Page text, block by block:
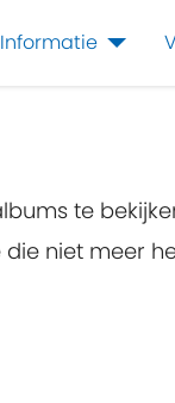
Informatie
te
niet meer